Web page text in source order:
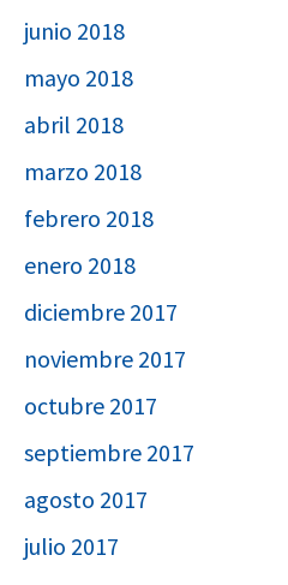
junio 2018
mayo 2018
abril 2018
marzo 2018
febrero 2018
enero 2018
diciembre 2017
noviembre 2017
octubre 2017
septiembre 2017
agosto 2017
julio 2017